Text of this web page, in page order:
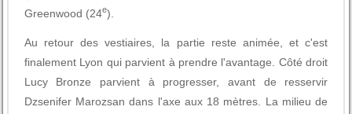
Greenwood (24e).
Au retour des vestiaires, la partie reste animée, et c'est
finalement Lyon qui parvient à prendre l'avantage. Côté droit
Lucy Bronze parvient à progresser, avant de resservir
Dzsenifer Marozsan dans l'axe aux 18 mètres. La milieu de